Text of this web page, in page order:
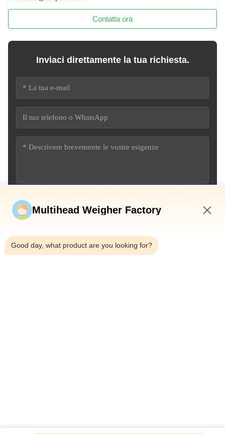
Contatta ora
Inviaci direttamente la tua richiesta.
Multihead Weigher Factory
Good day, what product are you looking for?